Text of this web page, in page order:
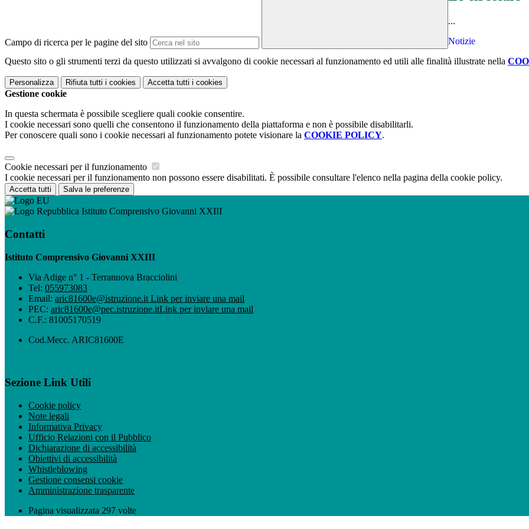
Campo di ricerca per le pagine del sito
...
Notizie
Questo sito o gli strumenti terzi da questo utilizzati si avvalgono di cookie necessari al funzionamento ed utili alle finalità illustrate nella
Personalizza Rifiuta tutti i cookies Accetta tutti i cookies
Gestione cookie
In questa schermata è possibile scegliere quali cookie consentire.
I cookie necessari sono quelli che consentono il funzionamento della piattaforma e non è possibile disabilitarli.
Per conoscere quali sono i cookie necessari al funzionamento potete visionare la COOKIE POLICY.
Cookie necessari per il funzionamento
I cookie necessari per il funzionamento non possono essere disabilitati. È possibile consultare l'elenco nella pagina della cookie policy.
Accetta tutti Salva le preferenze
Istituto Comprensivo Giovanni XXIII
Contatti
Istituto Comprensivo Giovanni XXIII
Via Adige n° 1 - Terranuova Bracciolini
Tel: 055973083
Email: aric81600e@istruzione.it Link per inviare una mail
PEC: aric81600e@pec.istruzione.itLink per inviare una mail
C.F.: 81005170519
Cod.Mecc. ARIC81600E
Sezione Link Utili
Cookie policy
Note legali
Informativa Privacy
Ufficio Relazioni con il Pubblico
Dichiarazione di accessibilità
Obiettivi di accessibilità
Whistleblowing
Gestione consensi cookie
Amministrazione trasparente
Pagina visualizzata 297 volte